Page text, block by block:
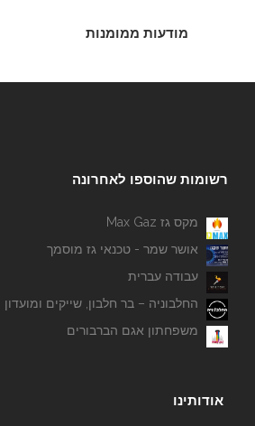
מודעות ממומנות
רשומות שהוספו לאחרונה
מקס גז Max Gaz
אושר שמר - טכנאי גז מוסמך
עבודה עברית
החלבוניה – בר חלבון, שייקים
משפחתון אגם הברבורים
אודותינו